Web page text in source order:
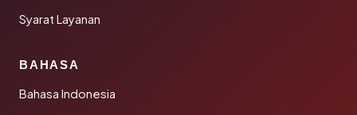
Syarat Layanan
BAHASA
Bahasa Indonesia